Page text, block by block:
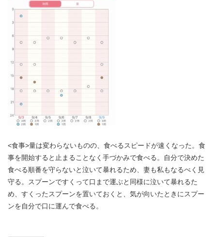
<食事>量は変わらないものの、食べるスピードが速くなった。食
事を開始すると止まることなく手づかみで食べる。自分で決めた
食べる順番を守らないと泣いて暴れるため、妻も私もなるべく見
守る。スプーンですくって口まで運ぶと同様に泣いて暴れるた
め、すくったスプーンを置いておくと、気が向いたときにスプー
ンを自分で口に運んで食べる。